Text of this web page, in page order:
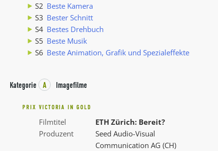
S2 Beste Kamera
S3 Bester Schnitt
S4 Bestes Drehbuch
S5 Beste Musik
S6 Beste Animation, Grafik und Spezialeffekte
Kategorie A Imagefilme
PRIX VICTORIA IN GOLD
Filmtitel
ETH Zürich: Bereit?
Produzent
Seed Audio-Visual
Communication AG (CH)